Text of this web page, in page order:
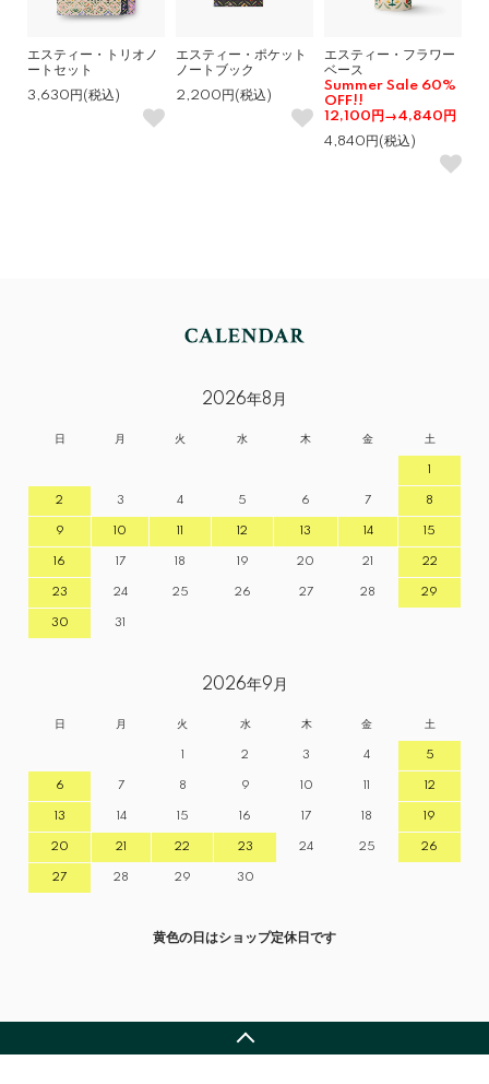
エスティー・トリオノ
ートセット
3,630円(税込)
エスティー・ポケット
ノートブック
2,200円(税込)
エスティー・フラワー
ベース
Summer Sale 60%
OFF!!
12,100円→4,840円
4,840円(税込)
2026年8月
日 月 火 水 木 金 土
1
2 3 4 5 6 7 8
9 10 11 12 13 14 15
16 17 18 19 20 21 22
23 24 25 26 27 28 29
30 31
2026年9月
日 月 火 水 木 金 土
1 2 3 4 5
6 7 8 9 10 11 12
13 14 15 16 17 18 19
20 21 22 23 24 25 26
27 28 29 30
黄色の日はショップ定休日です